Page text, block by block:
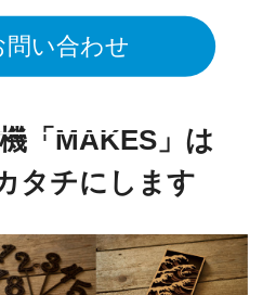
問い合わせ
度をアップしたい
「MAKES」は
タチにします